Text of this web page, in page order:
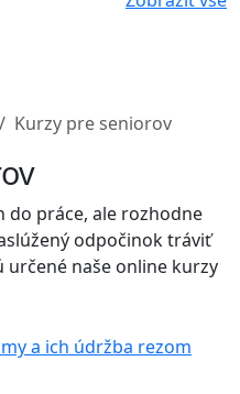
Kurzy pre seniorov
do práce, ale rozhodne
odpočinok tráviť
určené naše online kurzy